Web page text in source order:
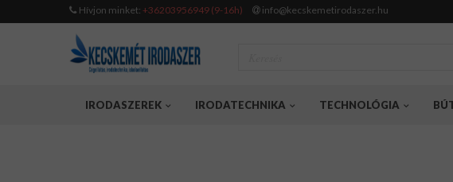
Hívjon minket: +36203956949 (9-16h) info@kecskemetirodaszer.hu
IRODASZEREK IRODATECHNIKA TECHNOLÓGIA